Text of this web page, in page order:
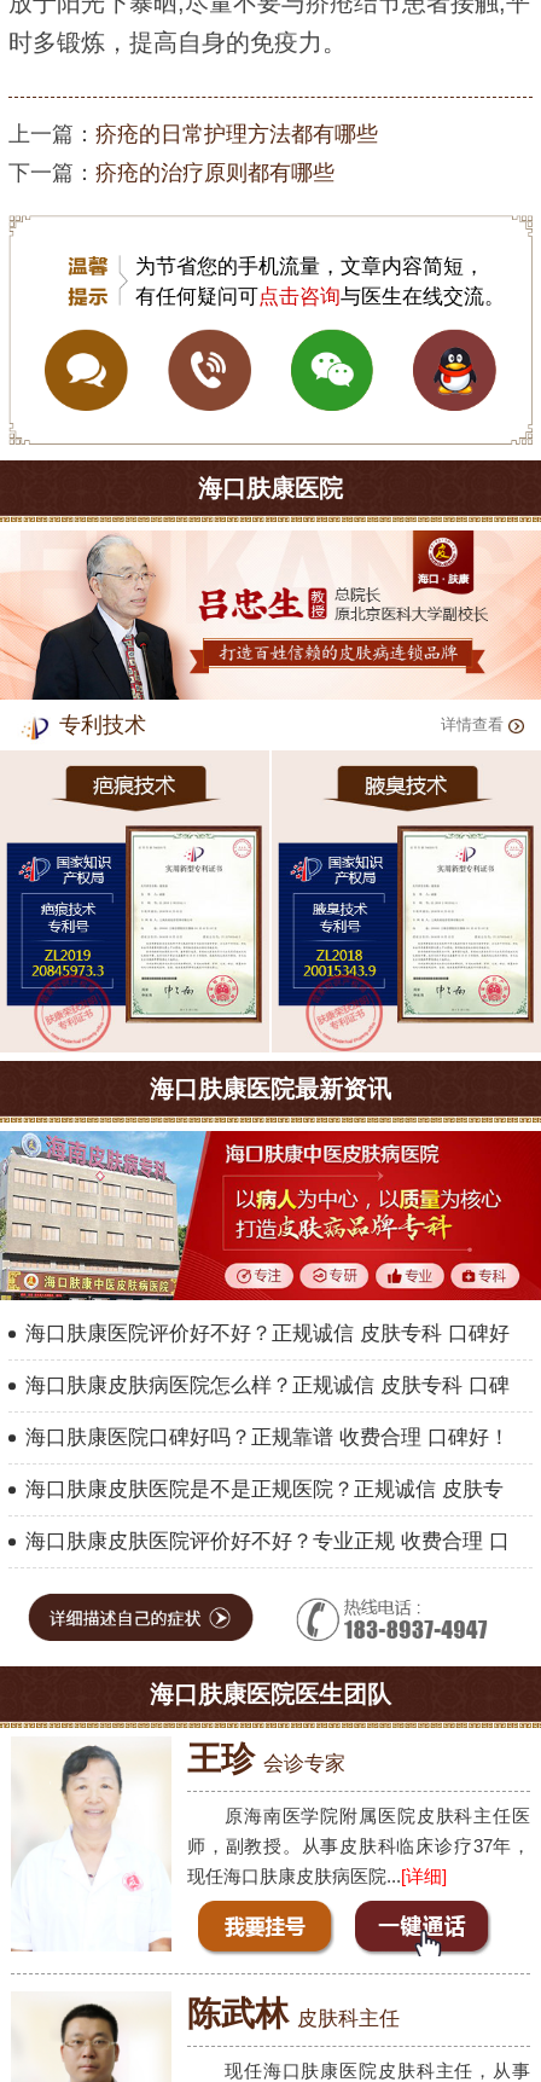
时多锻炼，提高自身的免疫力。
上一篇： 疥疮的日常护理方法都有哪些
下一篇： 疥疮的治疗原则都有哪些
为节省您的手机流量，文章内容简短，
有任何疑问可点击咨询与医生在线交流。
海口肤康医院
专利技术 详情查看
海口肤康医院最新资讯
海口肤康医院评价好不好？正规诚信 皮肤专科 口碑好
海口肤康皮肤病医院怎么样？正规诚信 皮肤专科 口碑
海口肤康医院口碑好吗？正规靠谱 收费合理 口碑好！
海口肤康皮肤医院是不是正规医院？正规诚信 皮肤专
海口肤康皮肤医院评价好不好？专业正规 收费合理 口
海口肤康医院医生团队
王珍 会诊专家
原海南医学院附属医院皮肤科主任医
师，副教授。从事皮肤科临床诊疗37年，
现任海口肤康皮肤病医院...[详细]
陈武林 皮肤科主任
现任海口肤康医院皮肤科主任，从事